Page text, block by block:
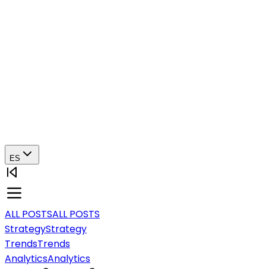
ES
ALL POSTSALL POSTS
StrategyStrategy
TrendsTrends
AnalyticsAnalytics